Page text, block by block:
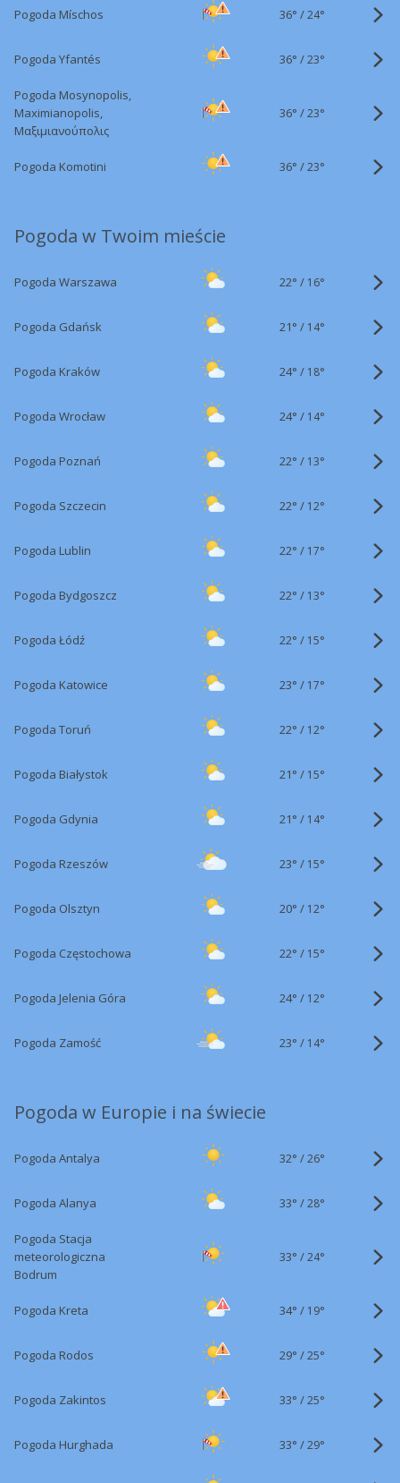
Pogoda Míschos 36° /24°
Pogoda Yfantés 36° /23°
Pogoda Mosynopolis,
Maximianopolis,
Μαξιμιανούπολις
36° /23°
Pogoda Komotini 36° /23°
Pogoda w Twoim mieście
Pogoda Warszawa 22° / 16°
Pogoda Gdańsk 21° / 14°
Pogoda Kraków 24° / 18°
Pogoda Wrocław 24° / 14°
Pogoda Poznań 22° / 13°
Pogoda Szczecin 22° / 12°
Pogoda Lublin 22° / 17°
Pogoda Bydgoszcz 22° / 13°
Pogoda Łódź 22° / 15°
Pogoda Katowice 23° / 17°
Pogoda Toruń 22° / 12°
Pogoda Białystok 21° / 15°
Pogoda Gdynia 21° / 14°
Pogoda Rzeszów 23° / 15°
Pogoda Olsztyn 20° / 12°
Pogoda Częstochowa 22° / 15°
Pogoda Jelenia Góra 24° / 12°
Pogoda Zamość 23° / 14°
Pogoda w Europie i na świecie
Pogoda Antalya 32° /26°
Pogoda Alanya 33° /28°
Pogoda Stacja
meteorologiczna
Bodrum
33° /24°
Pogoda Kreta 34° / 19°
Pogoda Rodos 29° /25°
Pogoda Zakintos 33° /25°
Pogoda Hurghada 33° /29°